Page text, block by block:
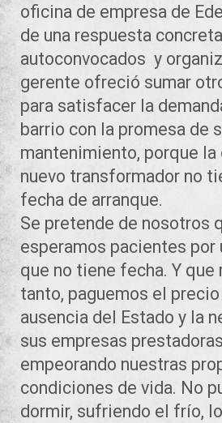
oficina de empresa de
de una respuesta
autoconvocados y
gerente ofreció sumar
para satisfacer la
barrio con la promesa de
mantenimiento, porque la
nuevo transformador no
fecha de arranque.
Se pretende de nosotros
esperamos pacientes por
que no tiene fecha. Y que
tanto, paguemos el
ausencia del Estado y la
sus empresas
empeorando nuestras
condiciones de vida. No
dormir, sufriendo el frío,